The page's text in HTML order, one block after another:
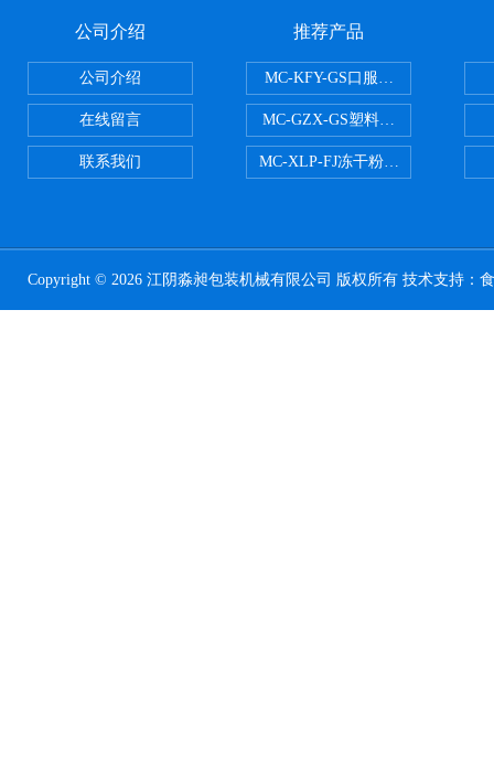
公司介绍
公司介绍
在线留言
联系我们
推荐产品
MC-KFY-GS口服液灌装线
MC-GZX-GS塑料瓶高速跟踪式灌
MC-XLP-FJ冻干粉西林瓶灌装机
Copyright © 2026 江阴淼昶包装机械有限公司 版权所有 技术支持：